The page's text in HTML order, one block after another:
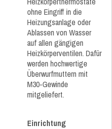
ohne Eingriff in die
Heizungsanlage oder
Ablassen von Wasser
auf allen gängigen
Heizkörperventilen. Dafür
werden hochwertige
Überwurfmuttern mit
M30-Gewinde
mitgeliefert.
Einrichtung